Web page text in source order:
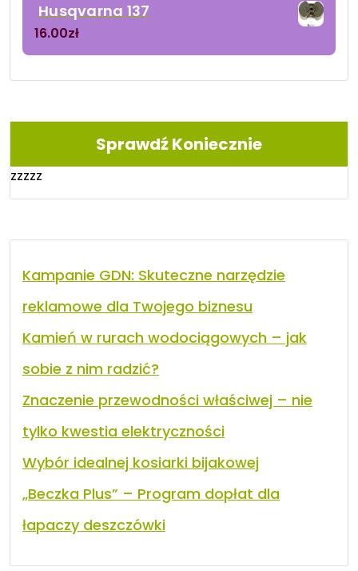
Husqvarna 137
16.00zł
Sprawdź Koniecznie
zzzzz
Kampanie GDN: Skuteczne narzędzie
reklamowe dla Twojego biznesu
Kamień w rurach wodociągowych – jak
sobie z nim radzić?
Znaczenie przewodności właściwej – nie
tylko kwestia elektryczności
Wybór idealnej kosiarki bijakowej
„Beczka Plus” – Program dopłat dla
łapaczy deszczówki